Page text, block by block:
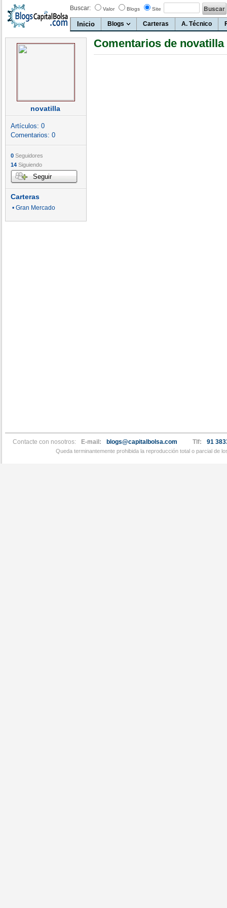
Buscar: Valor Blogs Site
Inicio Blogs Carteras A. Técnico
novatilla
Artículos: 0
Comentarios: 0
0 Seguidores
14 Siguiendo
Seguir
Carteras
• Gran Mercado
Comentarios de novatilla
Contacte con nosotros: E-mail: blogs@capitalbolsa.com Tlf: 91
Queda terminantemente prohibida la reproducción total o parcial de